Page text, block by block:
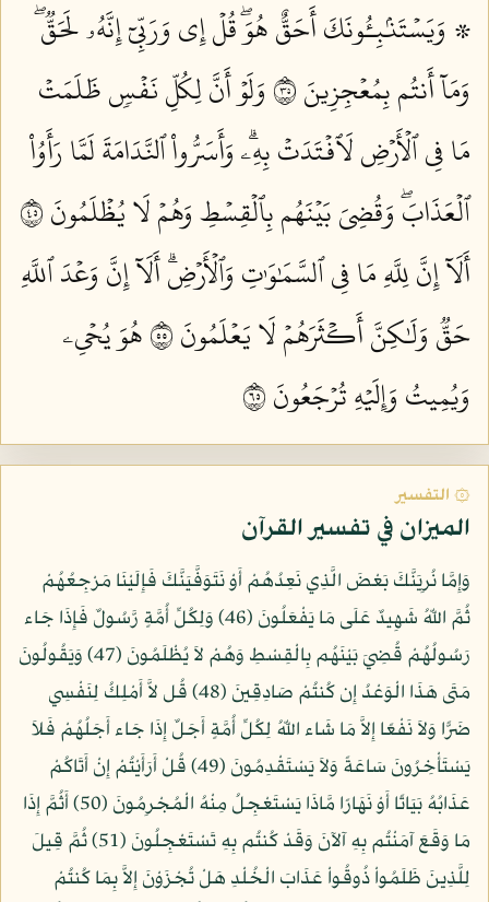
۞ وَيَسۡتَنۢبِـُٔونَكَ أَحَقٌّ هُوَۖ قُلۡ إِي وَرَبِّيٓ إِنَّهُۥ لَحَقّٞۖ
وَمَآ أَنتُم بِمُعۡجِزِينَ ٥٣
وَلَوۡ أَنَّ لِكُلِّ نَفۡسٖ ظَلَمَتۡ
مَا فِي ٱلۡأَرۡضِ لَٱفۡتَدَتۡ بِهِۦۗ وَأَسَرُّواْ ٱلنَّدَامَةَ لَمَّا رَأَوُاْ
ٱلۡعَذَابَۖ وَقُضِيَ بَيۡنَهُم بِٱلۡقِسۡطِ وَهُمۡ لَا يُظۡلَمُونَ ٥٤
أَلَآ إِنَّ لِلَّهِ مَا فِي ٱلسَّمَٰوَٰتِ وَٱلۡأَرۡضِۗ أَلَآ إِنَّ وَعۡدَ ٱللَّهِ
حَقّٞ وَلَٰكِنَّ أَكۡثَرَهُمۡ لَا يَعۡلَمُونَ ٥٥
هُوَ يُحۡيِۦ
وَيُمِيتُ وَإِلَيۡهِ تُرۡجَعُونَ ٥٦
۞ التفسير
الميزان في تفسير القرآن
وَإِمَّا نُرِيَنَّكَ بَعْضَ الَّذِي نَعِدُهُمْ أَوْ نَتَوَفَّيَنَّكَ فَإِلَيْنَا مَرْجِعُهُمْ
ثُمَّ اللّهُ شَهِيدٌ عَلَى مَا يَفْعَلُونَ (46) وَلِكُلِّ أُمَّةٍ رَّسُولٌ فَإِذَا جَاء
رَسُولُهُمْ قُضِيَ بَيْنَهُم بِالْقِسْطِ وَهُمْ لاَ يُظْلَمُونَ (47) وَيَقُولُونَ
مَتَى هَذَا الْوَعْدُ إِن كُنتُمْ صَادِقِينَ (48) قُل لاَّ أَمْلِكُ لِنَفْسِي
ضَرًّا وَلاَ نَفْعًا إِلاَّ مَا شَاء اللّهُ لِكُلِّ أُمَّةٍ أَجَلٌ إِذَا جَاء أَجَلُهُمْ فَلاَ
يَسْتَأْخِرُونَ سَاعَةً وَلاَ يَسْتَقْدِمُونَ (49) قُلْ أَرَأَيْتُمْ إِنْ أَتَاكُمْ
عَذَابُهُ بَيَاتًا أَوْ نَهَارًا مَّاذَا يَسْتَعْجِلُ مِنْهُ الْمُجْرِمُونَ (50) أَثُمَّ إِذَا
مَا وَقَعَ آمَنْتُم بِهِ آلآنَ وَقَدْ كُنتُم بِهِ تَسْتَعْجِلُونَ (51) ثُمَّ قِيلَ
لِلَّذِينَ ظَلَمُواْ ذُوقُواْ عَذَابَ الْخُلْدِ هَلْ تُجْزَوْنَ إِلاَّ بِمَا كُنتُمْ